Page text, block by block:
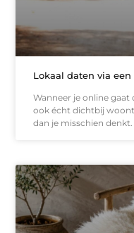
Lokaal daten via
Wanneer je online
ook écht dichtbij
dan je misschien